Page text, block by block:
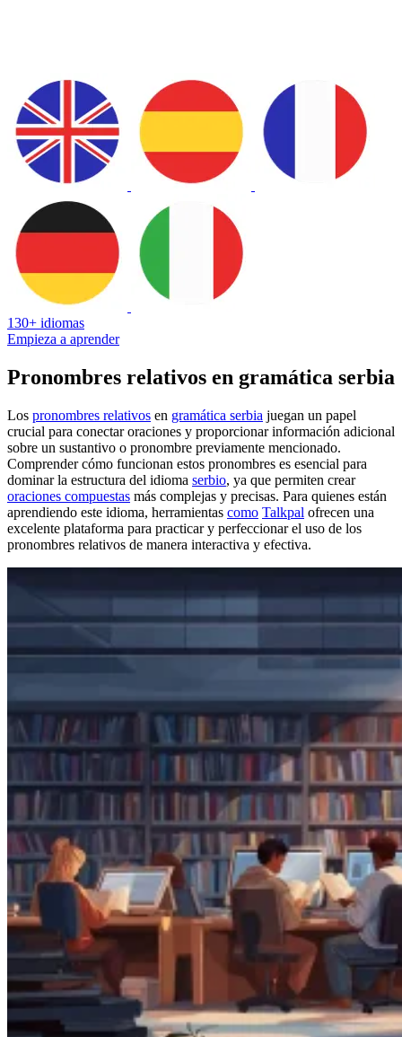
130+ idiomas
Empieza a aprender
Pronombres relativos en gramática serbia
Los pronombres relativos en gramática serbia juegan un papel
crucial para conectar oraciones y proporcionar información adicional
sobre un sustantivo o pronombre previamente mencionado.
Comprender cómo funcionan estos pronombres es esencial para
dominar la estructura del idioma serbio, ya que permiten crear
oraciones compuestas más complejas y precisas. Para quienes están
aprendiendo este idioma, herramientas como Talkpal ofrecen una
excelente plataforma para practicar y perfeccionar el uso de los
pronombres relativos de manera interactiva y efectiva.